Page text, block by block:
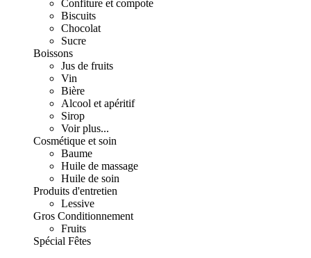
Confiture et compote
Biscuits
Chocolat
Sucre
Boissons
Jus de fruits
Vin
Bière
Alcool et apéritif
Sirop
Voir plus...
Cosmétique et soin
Baume
Huile de massage
Huile de soin
Produits d'entretien
Lessive
Gros Conditionnement
Fruits
Spécial Fêtes